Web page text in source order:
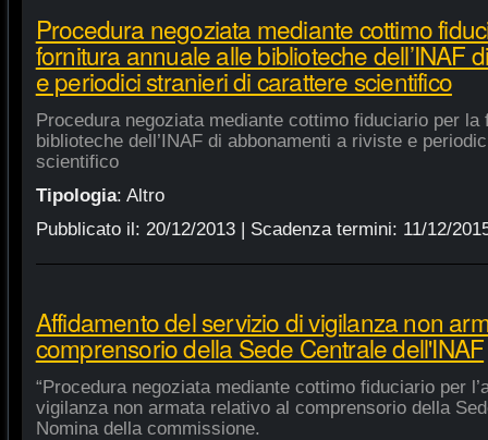
Procedura negoziata mediante cottimo
fornitura annuale alle biblioteche dell’INAF
e periodici stranieri di carattere scientifico
Procedura negoziata mediante cottimo fiduciario per la
biblioteche dell’INAF di abbonamenti a riviste e
scientifico
Tipologia: Altro
Pubblicato il: 20/12/2013| Scadenza termini: 11/12/
Affidamento del servizio di vigilanza non
comprensorio della Sede Centrale dell'INAF
“Procedura negoziata mediante cottimo fiduciario per
vigilanza non armata relativo al comprensorio della
Nomina della commissione.